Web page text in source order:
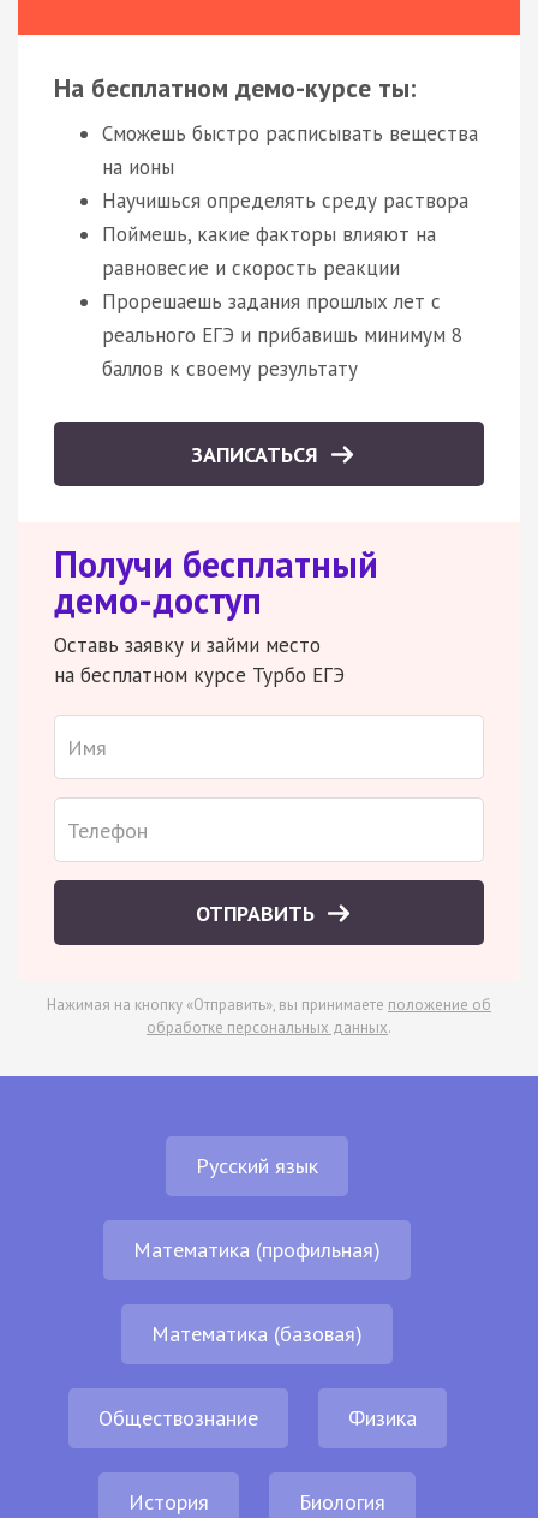
На бесплатном демо-курсе ты:
Сможешь быстро расписывать вещества
на ионы
Научишься определять среду раствора
Поймешь, какие факторы влияют на
равновесие и скорость реакции
Прорешаешь задания прошлых лет с
реального ЕГЭ и прибавишь минимум 8
баллов к своему результату
ЗАПИСАТЬСЯ
Получи бесплатный
демо-доступ
Оставь заявку и займи место
на бесплатном курсе Турбо ЕГЭ
ОТПРАВИТЬ
Нажимая на кнопку «Отправить», вы принимаете положение об
обработке персональных данных.
Русский язык
Математика (профильная)
Математика (базовая)
Обществознание Физика
История Биология